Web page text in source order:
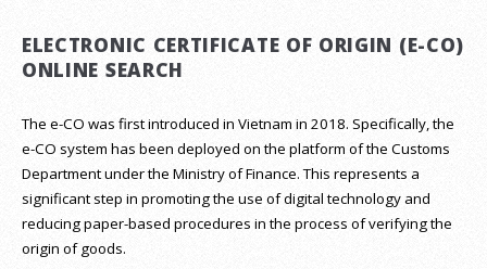
ELECTRONIC CERTIFICATE OF ORIGIN (E-CO)
ONLINE SEARCH
The e-CO was first introduced in Vietnam in 2018. Specifically, the
e-CO system has been deployed on the platform of the Customs
Department under the Ministry of Finance. This represents a
significant step in promoting the use of digital technology and
reducing paper-based procedures in the process of verifying the
origin of goods.